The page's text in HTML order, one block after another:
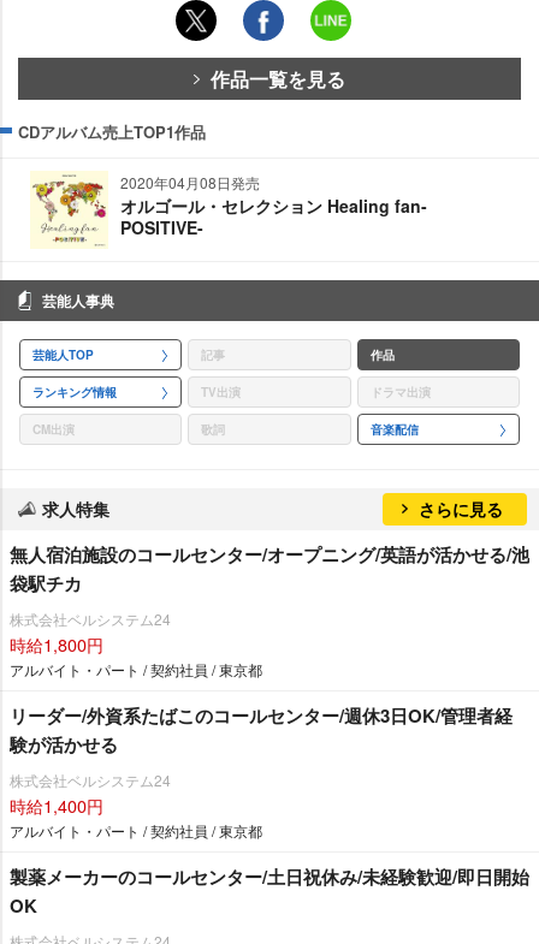
作品一覧を見る
CDアルバム売上TOP1作品
2020年04月08日発売
オルゴール・セレクション Healing fan-
POSITIVE-
芸能人事典
芸能人TOP 記事 作品
ランキング情報 TV出演 ドラマ出演
CM出演 歌詞 音楽配信
求人特集 さらに見る
無人宿泊施設のコールセンター/オープニング/英語が活かせる/池
袋駅チカ
株式会社ベルシステム24
時給1,800円
アルバイト・パート / 契約社員 / 東京都
リーダー/外資系たばこのコールセンター/週休3日OK/管理者経
験が活かせる
株式会社ベルシステム24
時給1,400円
アルバイト・パート / 契約社員 / 東京都
製薬メーカーのコールセンター/土日祝休み/未経験歓迎/即日開始
OK